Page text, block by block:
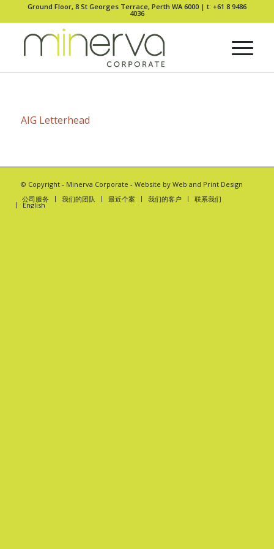
Ground Floor, 8 St Georges Terrace, Perth WA 6000 | t: +61 8 9486
4036
AIG Letterhead
© Copyright - Minerva Corporate - Website by Web and Print Design
公司服务
我们的团队 最近个案 我们的客户 联系我们
English